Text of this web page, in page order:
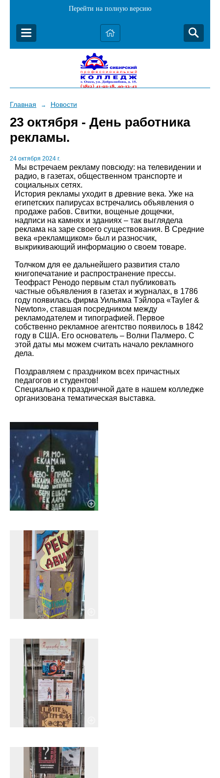
Перейти на полную версию
Главная → Новости
23 октября - День работника
рекламы.
24 октября 2024 г.
Мы встречаем рекламу повсюду: на телевидении и
радио, в газетах, общественном транспорте и
социальных сетях.
История рекламы уходит в древние века. Уже на
египетских папирусах встречались объявления о
продаже рабов. Свитки, вощеные дощечки,
надписи на камнях и зданиях – так выглядела
реклама на заре своего существования. В Средние
века «рекламщиком» был и разносчик,
выкрикивающий информацию о своем товаре.
Толчком для ее дальнейшего развития стало
книгопечатание и распространение прессы.
Теофраст Ренодо первым стал публиковать
частные объявления в газетах и журналах, в 1786
году появилась фирма Уильяма Тэйлора «Tayler &
Newton», ставшая посредником между
рекламодателем и типографией. Первое
собственно рекламное агентство появилось в 1842
году в США. Его основатель – Волни Палмеро. С
этой даты мы можем считать начало рекламного
дела.
Поздравляем с праздником всех причастных
педагогов и студентов!
Специально к праздничной дате в нашем колледже
организована тематическая выставка.